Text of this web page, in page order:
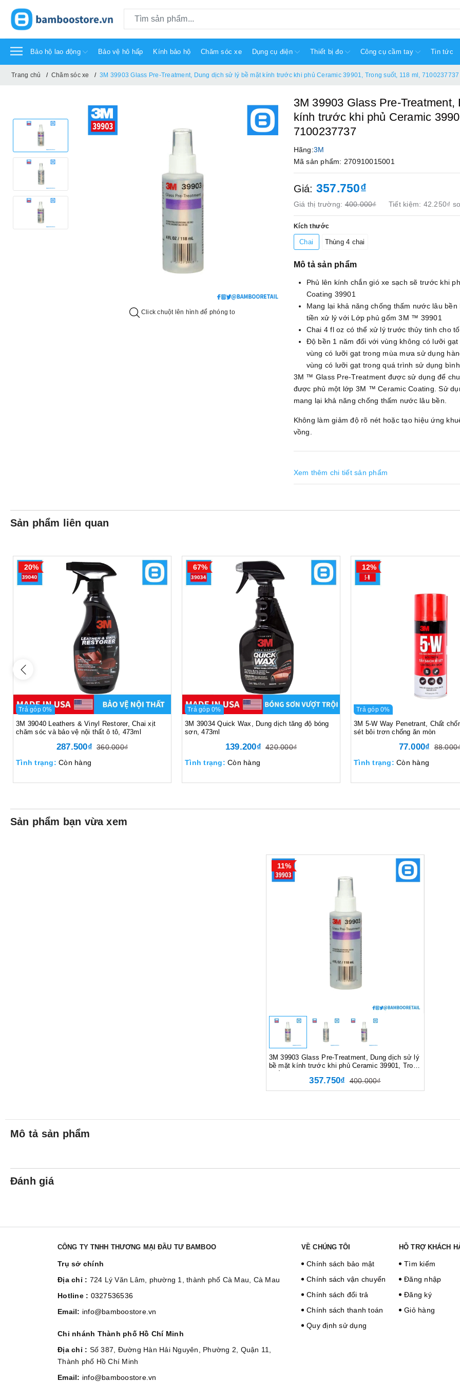
Bảo hộ lao động Bảo vệ hô hấp Kính bảo hộ Chăm sóc xe Dụng cụ điện Thiết bị đo Công cụ cầm tay Tin tức
Trang chủ Chăm sóc xe 3M 39903 Glass Pre-Treatment, Dung dịch sử lý bề mặt kính trước khi phủ Ceramic 39901, Trong suốt, 118 ml, 7100237737
Click chuột lên hình để phóng to
3M 39903 Glass Pre-
kính trước khi phủ Ceramic
7100237737
Hãng:3M
Mã sản phẩm: 270910015001
Giá: 357.750₫
Giá thị trường:400.000₫ Tiết kiệm: 42.250₫
Kích thước
Chai Thùng 4 chai
Mô tả sản phẩm
Phủ lên kính chắn gió xe sạch sẽ trước khi
Coating 39901
Mang lại khả năng chống thấm nước lâu
tiền xử lý với Lớp phủ gốm 3M ™ 39901
Chai 4 fl oz có thể xử lý trước thủy tinh cho
Độ bền 1 năm đối với vùng không có lưỡi
vùng có lưỡi gạt trong mùa mưa sử dụng
vùng có lưỡi gạt trong quá trình sử dụng
3M ™ Glass Pre-Treatment được sử dụng để
được phủ một lớp 3M ™ Ceramic Coating. Sử
mang lại khả năng chống thấm nước lâu bền.
Không làm giảm độ rõ nét hoặc tạo hiệu ứng
vồng.
Xem thêm chi tiết sản phẩm
Sản phẩm liên quan
Trả góp 0%
20%
3M 39040 Leathers & Vinyl Restorer, Chai xịt
chăm sóc và bảo vệ nội thất ô tô, 473ml
287.500₫ 360.000₫
Tình trạng: Còn hàng
Trả góp 0%
67%
3M 39034 Quick Wax, Dung dịch tăng độ bóng
sơn, 473ml
139.200₫ 420.000₫
Tình trạng: Còn hàng
Trả góp 0%
12%
3M 5-W Way Penetrant, Chất
sét bôi trơn chống ăn mòn
77.000₫
Tình trạng: Còn hàng
Sản phẩm bạn vừa xem
11%
3M 39903 Glass Pre-Treatment, Dung dịch sử lý
bề mặt kính trước khi phủ Ceramic 39901, Trong
357.750₫ 400.000₫
Mô tả sản phẩm
Đánh giá
CÔNG TY TNHH THƯƠNG MẠI ĐẦU TƯ BAMBOO
Trụ sở chính
Địa chỉ : 724 Lý Văn Lâm, phường 1, thành phố Cà Mau, Cà Mau
Hotline : 0327536536
Email: info@bamboostore.vn
Chi nhánh Thành phố Hồ Chí Minh
Địa chỉ : Số 387, Đường Hàn Hải Nguyên, Phường 2, Quận 11,
Thành phố Hồ Chí Minh
Email: info@bamboostore.vn
VỀ CHÚNG TÔI
Chính sách bảo mật
Chính sách vận chuyển
Chính sách đổi trả
Chính sách thanh toán
Quy định sử dụng
HỖ TRỢ KHÁCH
Tìm kiếm
Đăng nhập
Đăng ký
Giỏ hàng